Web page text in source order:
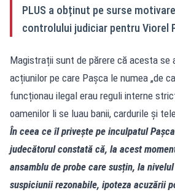
PLUS a obținut pe surse
controlului judiciar pentru Viorel
Magistrații sunt de părere că acesta
acțiunilor pe care Pașca le numea „de
funcționau ilegal erau reguli interne
oamenilor li se luau banii, cardurile și
În ceea ce îl privește pe inculpatul
judecătorul constată că, la acest
ansamblu de probe care susțin, la
suspiciunii rezonabile, ipoteza acuzării